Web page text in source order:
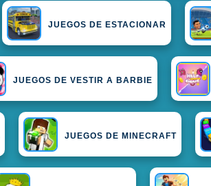
JUEGOS DE ESTACIONAR
JUEGOS DE VESTIR A BARBIE
JUEGOS DE MINECRAFT